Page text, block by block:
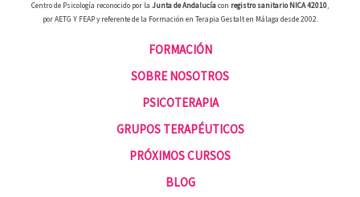
Centro de Psicología reconocido por la Junta de Andalucíacon registro sanitario NICA 42010,
por AETG Y FEAP y referente de la Formación en Terapia Gestalt en Málaga desde 2002.
FORMACIÓN
SOBRE NOSOTROS
PSICOTERAPIA
GRUPOS TERAPÉUTICOS
PRÓXIMOS CURSOS
BLOG